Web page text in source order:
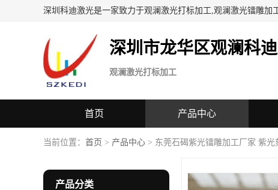
深圳科迪激光是一家致力于观澜激光打标加工,观澜激光镭雕加
深圳市龙华区观澜科
观澜激光打标加工
首页 产品中心
当前位置： 首页 > 产品中心 > 东莞石碣紫光镭雕加工厂家 紫光
产品分类